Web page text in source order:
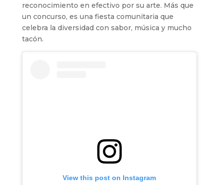
reconocimiento en efectivo por su arte. Más que
un concurso, es una fiesta comunitaria que
celebra la diversidad con sabor, música y mucho
tacón.
View this post on Instagram